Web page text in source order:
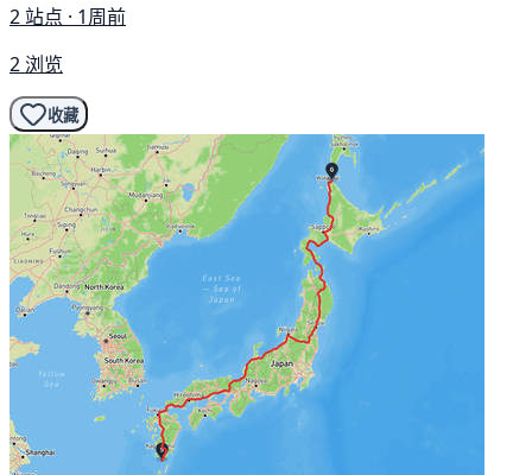
2 站点 · 1周前
2 浏览
收藏